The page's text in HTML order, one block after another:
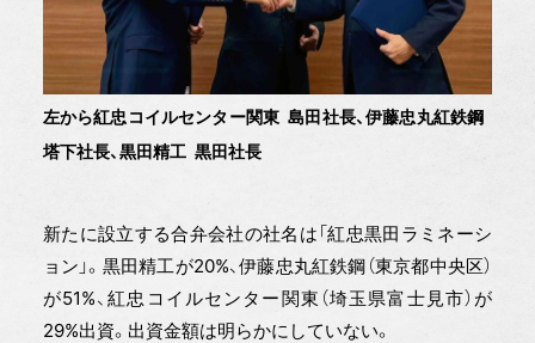
左から紅忠コイルセンター関東 島田社長、伊藤忠丸紅鉄鋼
塔下社長、黒田精工 黒田社長
新たに設立する合弁会社の社名は「紅忠黒田ラミネーシ
ョン」。黒田精工が20%、伊藤忠丸紅鉄鋼（東京都中央区）
が51%、紅忠コイルセンター関東（埼玉県富士見市）が
29%出資。出資金額は明らかにしていない。